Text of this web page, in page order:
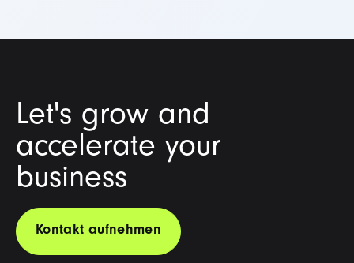
Let's grow and
accelerate your
business
Kontakt aufnehmen